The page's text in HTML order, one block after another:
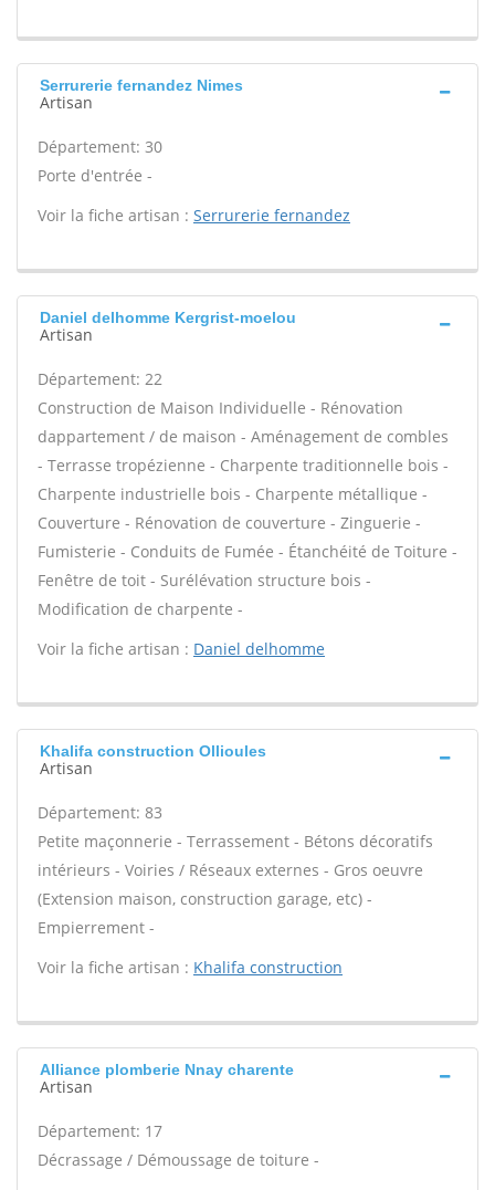
Serrurerie fernandez Nimes
Artisan
Département: 30
Porte d'entrée -
Voir la fiche artisan : Serrurerie fernandez
Daniel delhomme Kergrist-moelou
Artisan
Département: 22
Construction de Maison Individuelle - Rénovation
dappartement / de maison - Aménagement de combles
- Terrasse tropézienne - Charpente traditionnelle bois -
Charpente industrielle bois - Charpente métallique -
Couverture - Rénovation de couverture - Zinguerie -
Fumisterie - Conduits de Fumée - Étanchéité de Toiture -
Fenêtre de toit - Surélévation structure bois -
Modification de charpente -
Voir la fiche artisan : Daniel delhomme
Khalifa construction Ollioules
Artisan
Département: 83
Petite maçonnerie - Terrassement - Bétons décoratifs
intérieurs - Voiries / Réseaux externes - Gros oeuvre
(Extension maison, construction garage, etc) -
Empierrement -
Voir la fiche artisan : Khalifa construction
Alliance plomberie Nnay charente
Artisan
Département: 17
Décrassage / Démoussage de toiture -